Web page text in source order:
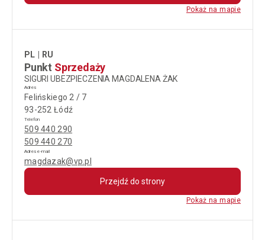
Pokaż na mapie
PL RU
Punkt Sprzedaży
SIGURI UBEZPIECZENIA MAGDALENA ŻAK
Adres
Felińskiego 2 / 7
93-252 Łódź
Telefon
509 440 290
509 440 270
Adres e-mail
magdazak@vp.pl
Przejdź do strony
Pokaż na mapie